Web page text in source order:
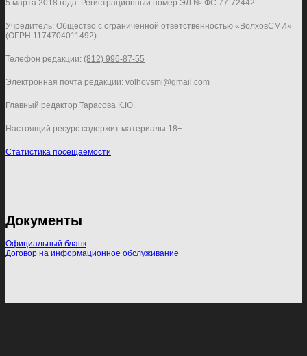
5 марта 2018 года. Регистрационный номер ЭЛ № ФС 77-72442
Учредитель: Общество с ограниченной ответственностью «ВолховСМИ»
(ОГРН 1174704011492)
Телефон редакции: (812) 996-87-55
Электронная почта редакции: volhovsmi@gmail.com
Главный редактор Тарасова К.Ю.
Настоящий ресурс содержит материалы 18+
Статистика посещаемости
Документы
Официальный бланк
Договор на информационное обслуживание